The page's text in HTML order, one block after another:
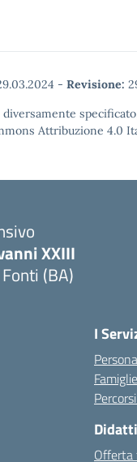
- Revisione:
diversamente
Attribuzione 4.0
XXIII
(BA)
I